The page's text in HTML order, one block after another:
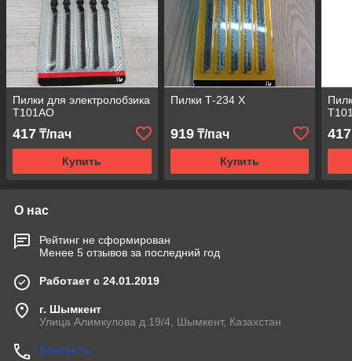
Пилки для электролобзика
Т101АО
417 ₸/пач
Купить
Пилки Т-234 Х
919₸/пач
Купить
417
О нас
Рейтинг не сформирован
Менее 5 отзывов за последний год
Работает с 24.01.2019
г. Шымкент
Улица Алимкулова д.19/4, Шымкент, Казахстан
Контакты